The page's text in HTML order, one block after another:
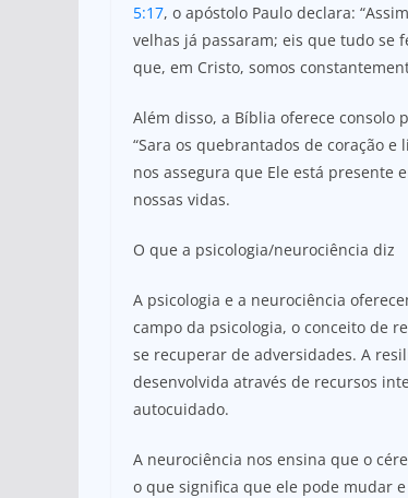
5:17, o apóstolo Paulo declara:
velhas já passaram; eis que tudo se
que, em Cristo, somos
Além disso, a Bíblia oferece consolo
“Sara os quebrantados de coração
nos assegura que Ele está presente
nossas vidas.
O que a psicologia/neurociência diz
A psicologia e a neurociência
campo da psicologia, o conceito de
se recuperar de adversidades. A
desenvolvida através de recursos
autocuidado.
A neurociência nos ensina que o
o que significa que ele pode mudar